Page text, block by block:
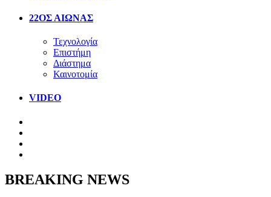
22ΟΣ ΑΙΩΝΑΣ
Τεχνολογία
Επιστήμη
Διάστημα
Καινοτομία
VIDEO
BREAKING NEWS